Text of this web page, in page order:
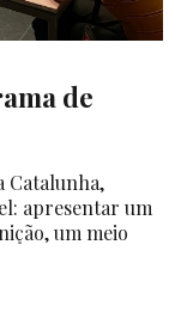
de
Catalunha,
apresentar um
um meio